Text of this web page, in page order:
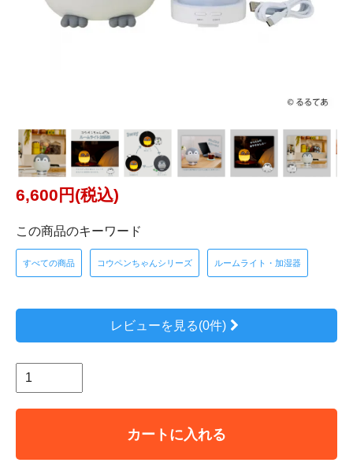
6,600円(税込)
この商品のキーワード
すべての商品 コウペンちゃんシリーズ ルームライト・加湿器
レビューを見る(0件)
カートに入れる